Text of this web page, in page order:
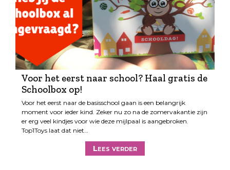
Voor het eerst naar school? Haal gratis de
Schoolbox op!
Voor het eerst naar de basisschool gaan is een belangrijk
moment voor ieder kind. Zeker nu zo na de zomervakantie zijn
er erg veel kindjes voor wie deze mijlpaal is aangebroken.
Top1Toys laat dat niet…
Lees verder